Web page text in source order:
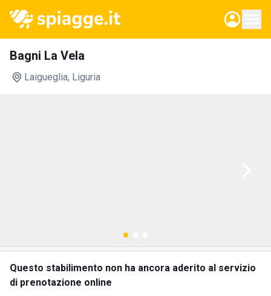
Bagni La Vela
Laigueglia, Liguria
Questo stabilimento non ha ancora aderito al servizio
di prenotazione online